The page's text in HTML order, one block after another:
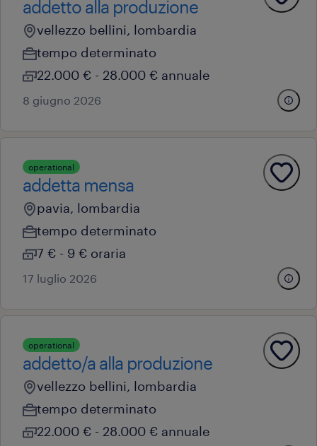
addetto alla produzione
vellezzo bellini, lombardia
tempo determinato
22.000 € - 28.000 € annuale
8 giugno 2026
operational
addetta mensa
pavia, lombardia
tempo determinato
7 € - 9 € oraria
17 luglio 2026
operational
addetto/a alla produzione
vellezzo bellini, lombardia
tempo determinato
22.000 € - 28.000 € annuale